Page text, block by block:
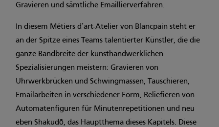
Gravieren und sämtliche Emaillierverfahren.
In diesem Métiers d’art-Atelier von Blancpain steht er
an der Spitze eines Teams talentierter Künstler, die die
ganze Bandbreite der kunsthandwerklichen
Spezialisierungen meistern: Gravieren von
Uhrwerkbrücken und Schwingmassen, Tauschieren,
Emailarbeiten in verschiedener Form, Reliefieren von
Automatenfiguren für Minutenrepetitionen und neu
eben Shakudō, das Hauptthema dieses Kapitels. Diese